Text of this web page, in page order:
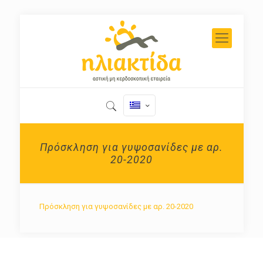
Πρόσκληση για γυψοσανίδες με αρ.
20-2020
Πρόσκληση για γυψοσανίδες με αρ. 20-2020